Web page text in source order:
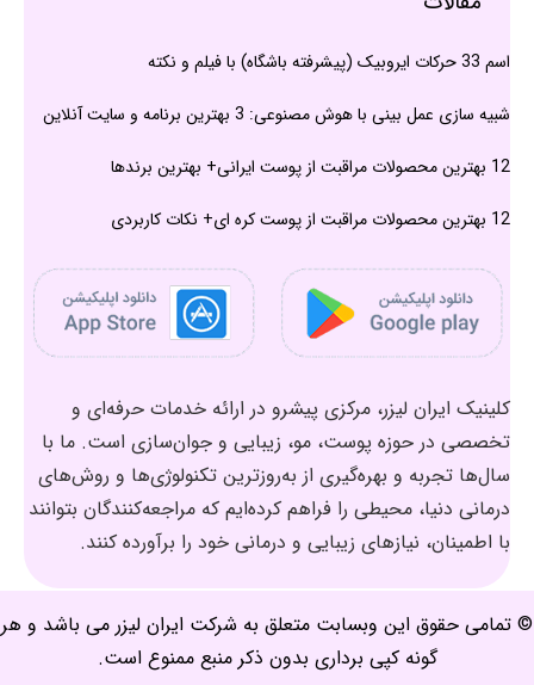
اسم 33 حرکات ایروبیک (پیشرفته باشگاه) با فیلم و نکته
شبیه سازی عمل بینی با هوش مصنوعی: 3 بهترین برنامه و سایت آنلاین
12 بهترین محصولات مراقبت از پوست ایرانی+ بهترین برندها
12 بهترین محصولات مراقبت از پوست کره ای+ نکات کاربردی
کلینیک ایران لیزر، مرکزی پیشرو در ارائه خدمات حرفه‌ای و
تخصصی در حوزه پوست، مو، زیبایی و جوان‌سازی است. ما با
سال‌ها تجربه و بهره‌گیری از به‌روزترین تکنولوژی‌ها و روش‌های
درمانی دنیا، محیطی را فراهم کرده‌ایم که مراجعه‌کنندگان بتوانند
با اطمینان، نیازهای زیبایی و درمانی خود را برآورده کنند.
© تمامی حقوق این وبسابت متعلق به شرکت ایران لیزر می باشد و هر
گونه کپی برداری بدون ذکر منبع ممنوع است.